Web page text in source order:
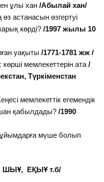
ұлы хан /Абылай хан/
астанасын өзгертуі
көрді? /1997 жылы 10
уақыты /1771-1781 жж/
мемлекеттерін ата /
Түркіменстан
мемлекеттік егемендік
қабылдады? /1990
мүше болып
ШЫҰ, ЕҚЫҰ т.б/